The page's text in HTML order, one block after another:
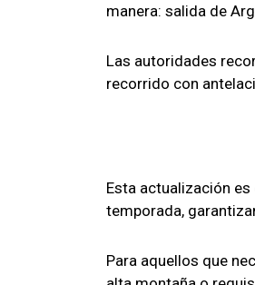
manera: salida de
Las autoridades
recorrido con
Esta actualización
temporada,
Para aquellos que